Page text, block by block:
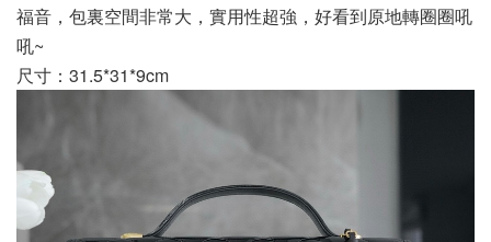
福音，包裏空間非常大，實用性超強，好看到原地轉圈圈吼
吼~
尺寸：31.5*31*9cm